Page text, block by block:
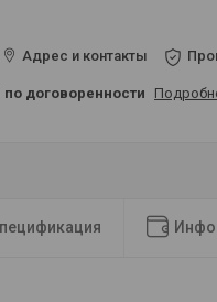
Адрес и контакты
по договоренности